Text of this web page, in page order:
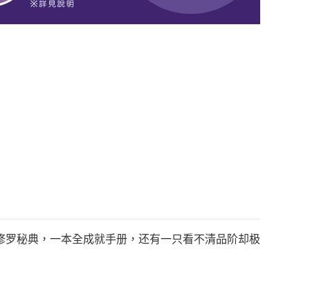
秘典，一本全成就手册，还有一只看不清品阶却极